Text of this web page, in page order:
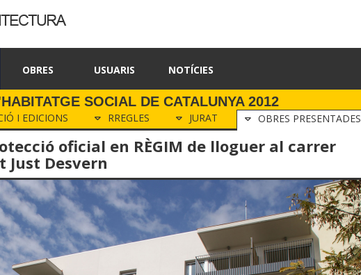
OBRES USUARIS NOTÍCIES
SOCIAL DE CATALUNYA 2012
I EDICIONS RREGLES JURAT OBRES PRESENTADES
oficial en RÈGIM de lloguer al carrer
Just Desvern